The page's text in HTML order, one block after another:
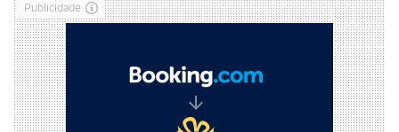
Publicidade